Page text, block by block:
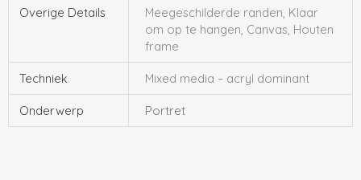
Overige Details
Meegeschilderde randen, Klaar
om op te hangen, Canvas, Houten
frame
Techniek Mixed media – acryl dominant
Onderwerp Portret